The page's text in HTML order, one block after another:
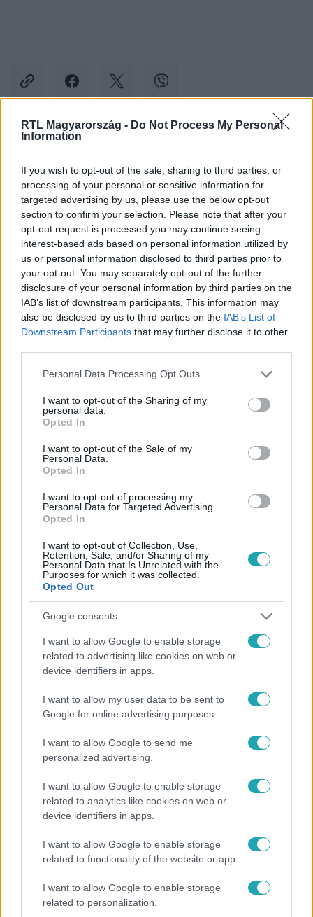
RTL Magyarország - Do Not Process My Personal
Information
If you wish to opt-out of the sale, sharing to third parties, or
processing of your personal or sensitive information for
targeted advertising by us, please use the below opt-out
section to confirm your selection. Please note that after your
opt-out request is processed you may continue seeing
interest-based ads based on personal information utilized by
us or personal information disclosed to third parties prior to
your opt-out. You may separately opt-out of the further
disclosure of your personal information by third parties on the
IAB’s list of downstream participants. This information may
also be disclosed by us to third parties on the IAB’s List of
Downstream Participants that may further disclose it to other
Please note that this website/app uses one or more Google
not limited to your visit or usage behaviour. You may click to
grant or deny consent to Google and its third-party tags to
use your data for below specified purposes in below Google
consent section.
Personal Data Processing Opt Outs
I want to opt-out of the Sharing of my
personal data.
Opted In
I want to opt-out of the Sale of my
Personal Data.
Opted In
I want to opt-out of processing my
Personal Data for Targeted Advertising.
Opted In
I want to opt-out of Collection, Use,
Retention, Sale, and/or Sharing of my
Personal Data that Is Unrelated with the
Purposes for which it was collected.
Opted Out
Google consents
I want to allow Google to enable storage
related to advertising like cookies on web or
device identifiers in apps.
I want to allow my user data to be sent to
Google for online advertising purposes.
I want to allow Google to send me
personalized advertising.
I want to allow Google to enable storage
related to analytics like cookies on web or
device identifiers in apps.
I want to allow Google to enable storage
related to functionality of the website or app.
I want to allow Google to enable storage
related to personalization.
Követem
SEGÍTSÉG! ITTHON VAGYOK! ADÁSRÉSZLETEK
#KARANTÉN # SZÜLŐI ÉRTEKEZLET #DIGITÁLIS VILÁG
Népszerű
Ennek a 3 csillagjegynek sorsfordító találkozást